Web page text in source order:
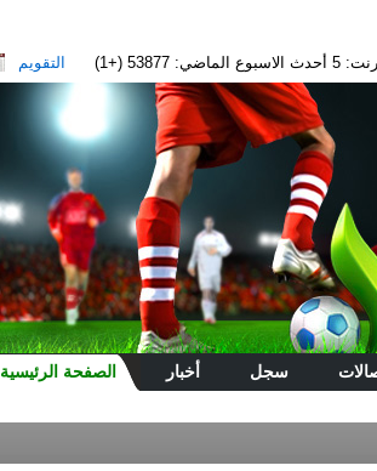
5
أحدث الاسبوع الماضي: 53877 (+1) التقويم
الصفحة الرئيسية أخبار سجل